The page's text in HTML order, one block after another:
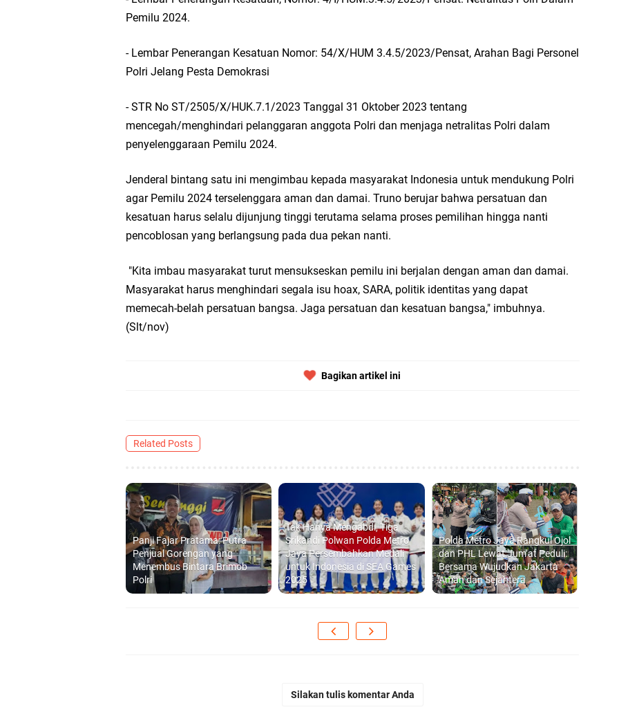
RT 03 RW 01 Patra Raya Rosewood Cerme Gresik Berbenah dan Bersolek, Siap Meriahkan HUT Ke 81
Pemilu 2024.
- Lembar Penerangan Kesatuan Nomor: 54/X/HUM 3.4.5/2023/Pensat, Arahan Bagi Personel
Polri Jelang Pesta Demokrasi
- STR No ST/2505/X/HUK.7.1/2023 Tanggal 31 Oktober 2023 tentang
mencegah/menghindari pelanggaran anggota Polri dan menjaga netralitas Polri dalam
penyelenggaraan Pemilu 2024.
Jenderal bintang satu ini mengimbau kepada masyarakat Indonesia untuk mendukung Polri
agar Pemilu 2024 terselenggara aman dan damai. Truno berujar bahwa persatuan dan
kesatuan harus selalu dijunjung tinggi terutama selama proses pemilihan hingga nanti
pencoblosan yang berlangsung pada dua pekan nanti.
"Kita imbau masyarakat turut mensukseskan pemilu ini berjalan dengan aman dan damai.
Masyarakat harus menghindari segala isu hoax, SARA, politik identitas yang dapat
memecah-belah persatuan bangsa. Jaga persatuan dan kesatuan bangsa," imbuhnya.
(Slt/nov)
Bagikan artikel ini
Related Posts
Panji Fajar Pratama: Putra
Penjual Gorengan yang
Menembus Bintara Brimob
Polri
Tak Hanya Mengabdi, Tiga
Srikandi Polwan Polda Metro
Jaya Persembahkan Medali
untuk Indonesia di SEA Games
2025
Polda Metro Jaya Rangkul Ojol
dan PHL Lewat Jum’at Peduli:
Bersama Wujudkan Jakarta
Aman dan Sejahtera
Silakan tulis komentar Anda